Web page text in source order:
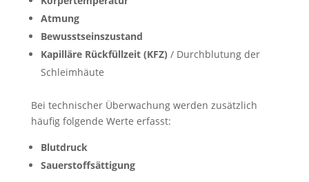
Atmung
Bewusstseinszustand
Kapilläre Rückfüllzeit (KFZ)/ Durchblutung der
Schleimhäute
Bei technischer Überwachung werden zusätzlich
häufig folgende Werte erfasst:
Blutdruck
Sauerstoffsättigung